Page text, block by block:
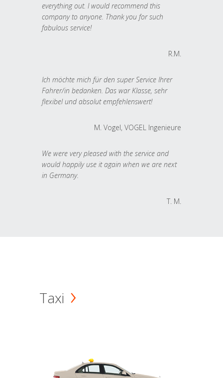
everything out. I would recommend this
company to anyone. Thank you for such
fabulous service!
R.M.
Ich möchte mich für den super Service Ihrer
Fahrer/in bedanken. Das war Klasse, sehr
flexibel und absolut empfehlenswert!
M. Vogel, VOGEL Ingenieure
We were very pleased with the service and
would happily use it again when we are next
in Germany.
T. M.
Taxi